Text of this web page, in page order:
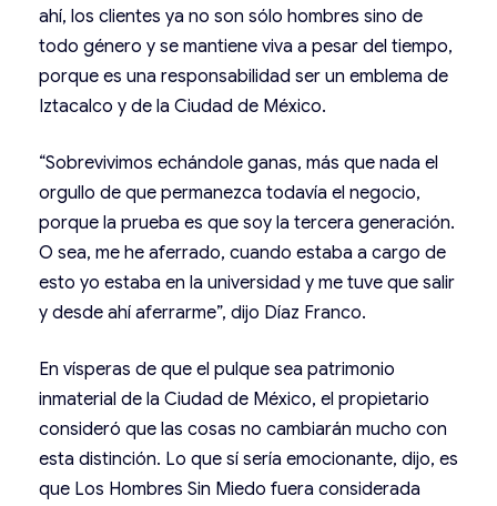
ahí, los clientes ya no son sólo hombres sino de
todo género y se mantiene viva a pesar del tiempo,
porque es una responsabilidad ser un emblema de
Iztacalco y de la Ciudad de México.
“Sobrevivimos echándole ganas, más que nada el
orgullo de que permanezca todavía el negocio,
porque la prueba es que soy la tercera generación.
O sea, me he aferrado, cuando estaba a cargo de
esto yo estaba en la universidad y me tuve que salir
y desde ahí aferrarme”, dijo Díaz Franco.
En vísperas de que el pulque sea patrimonio
inmaterial de la Ciudad de México, el propietario
consideró que las cosas no cambiarán mucho con
esta distinción. Lo que sí sería emocionante, dijo, es
que Los Hombres Sin Miedo fuera considerada